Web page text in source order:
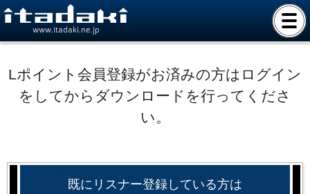
www.itadaki.ne.jp
Lポイント会員登録がお済みの方はログイン
をしてからダウンロードを行ってくださ
い。
既にリスナー登録している方は